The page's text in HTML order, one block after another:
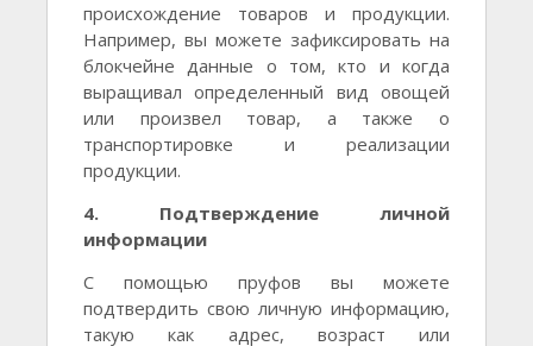
происхождение товаров и продукции.
Например, вы можете зафиксировать на
блокчейне данные о том, кто и когда
выращивал определенный вид овощей
или произвел товар, а также о
транспортировке и реализации
продукции.
4. Подтверждение личной
информации
С помощью пруфов вы можете
подтвердить свою личную информацию,
такую как адрес, возраст или